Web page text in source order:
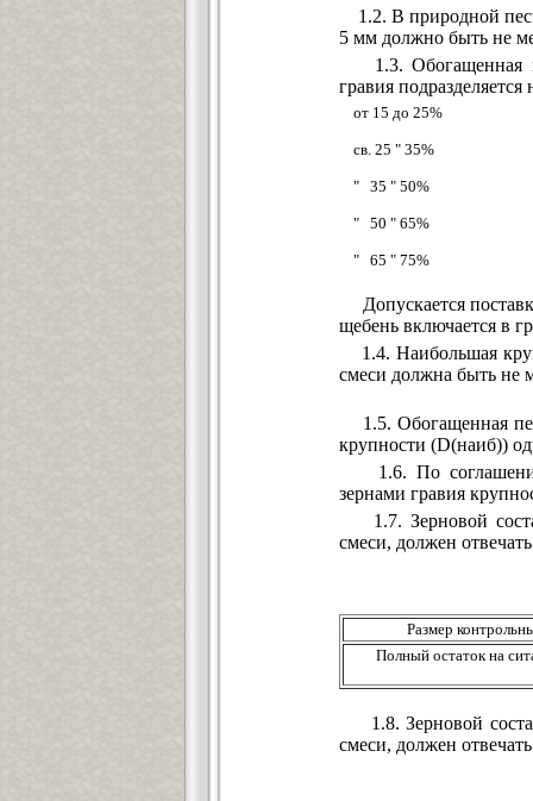
1.2. В природной
5 мм должно быть не
1.3. Обогащенная
гравия подразделяется
от 15 до 25%
св. 25 " 35%
" 35 " 50%
" 50 " 65%
" 65 " 75%
Допускается
щебень включается в
1.4. Наибольшая
смеси должна быть не
1.5. Обогащенная
крупности (D(наиб))
1.6. По соглашению
зернами гравия
1.7. Зерновой
смеси, должен
Размер
Полный остаток на
1.8. Зерновой
смеси, должен